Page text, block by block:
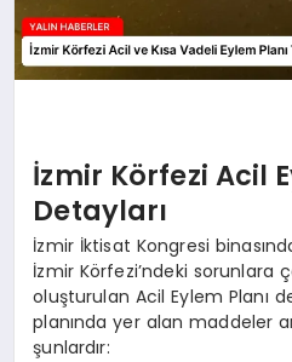
İzmir Körfezi Acil
Detayları
İzmir İktisat Kongresi
İzmir Körfezi’ndeki sorunlara
oluşturulan Acil Eylem Planı
planında yer alan maddeler
şunlardır: